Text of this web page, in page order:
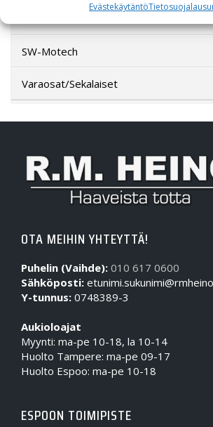
Evästekäytäntö
SW-Motech
Varaosat/Sekalaiset
OTA MEIHIN YHTEYTTÄ!
Puhelin (Vaihde): 010 617 0600
Sähköposti:
Y-tunnus: 0748389-3
Aukioloajat
Myynti: ma-pe 10-18, la 10-14
Huolto Tampere: ma-pe 09-17
Huolto Espoo: ma-pe 10-18
ESPOON TOIMIPISTE